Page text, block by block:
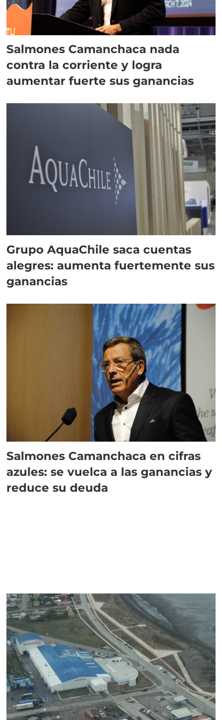
Salmones Camanchaca nada
contra la corriente y logra
aumentar fuerte sus ganancias
Grupo AquaChile saca cuentas
alegres: aumenta fuertemente sus
ganancias
Salmones Camanchaca en cifras
azules: se vuelca a las ganancias y
reduce su deuda